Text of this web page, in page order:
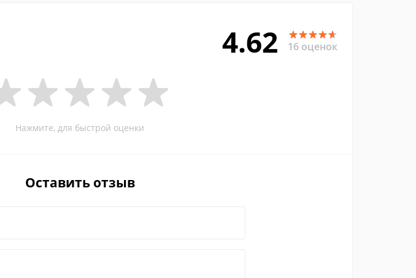
4.62 16 оценок
Нажмите, для быстрой оценки
Оставить отзыв